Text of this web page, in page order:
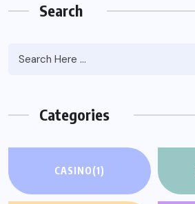
Search
Categories
CASINO(1)